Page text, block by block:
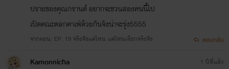
ปรายของคุณกรานต์ อยากจะชวนสองคนนี้ไป
เปิดคณะตลกคาเฟ่ด้วยกันจังน่าจะรุ่ง5555
จากตอน: EP. 19 จริงจังแค่ไหน แค่ไหนเรียกจริงจัง ตอบกลับ
Kamonnicha 1 ปีที่แล้ว